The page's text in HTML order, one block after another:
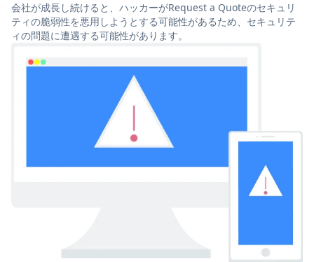
会社が成長し続けると、ハッカーがRequest a Quoteのセキュリ
ティの脆弱性を悪用しようとする可能性があるため、セキュリテ
ィの問題に遭遇する可能性があります。